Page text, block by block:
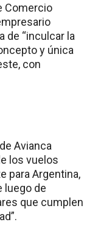
Comercio
de “inculcar la
y única
con
Avianca
los vuelos
para Argentina,
luego de
que cumplen